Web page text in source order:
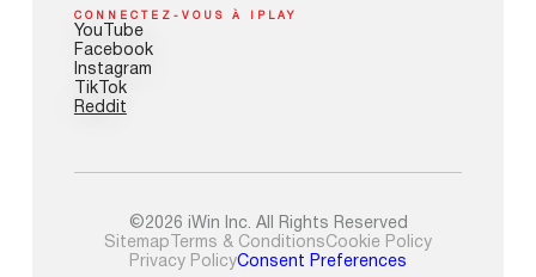
CONNECTEZ-VOUS À IPLAY
YouTube
Facebook
Instagram
TikTok
Reddit
©2026 iWin Inc. All Rights Reserved
Sitemap Terms & ConditionsCookie Policy
Privacy PolicyConsent Preferences